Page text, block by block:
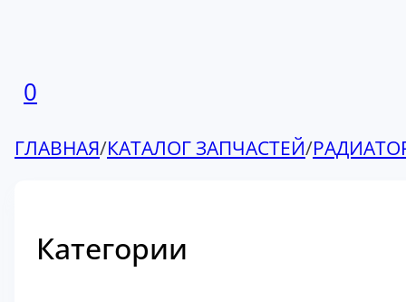
0
ГЛАВНАЯ/КАТАЛОГ ЗАПЧАСТЕЙ/
Категории